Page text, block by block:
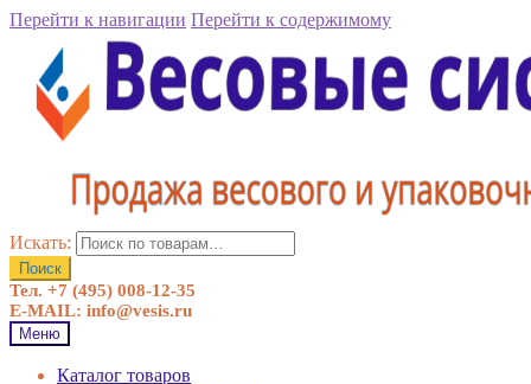
Перейти к навигации Перейти к содержимому
Искать:
Поиск
Тел. +7 (495) 008-12-35
E-MAIL: info@vesis.ru
Меню
Каталог товаров